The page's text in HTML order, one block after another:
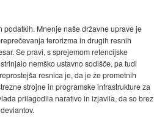
Mnenje naše državne uprave je
terorizma in drugih resnih
Se pravi, s sprejemom retencijske
nemško ustavno sodišče, pa tudi
resnica je, da je že prometnih
strojne in programske infrastrukture za
prilagodila narativo in izjavila, da so brez